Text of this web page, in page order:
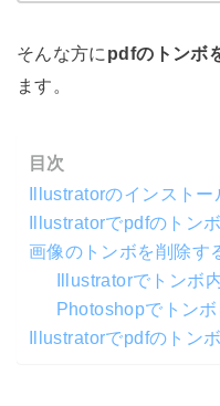
そんな方に pdfのトンボ
ます。
目次
Illustratorのインストー
Illustratorでpdfのトン
画像のトンボを削除す
Illustratorでトンボ
Photoshopでトン
Illustratorでpdfのトン